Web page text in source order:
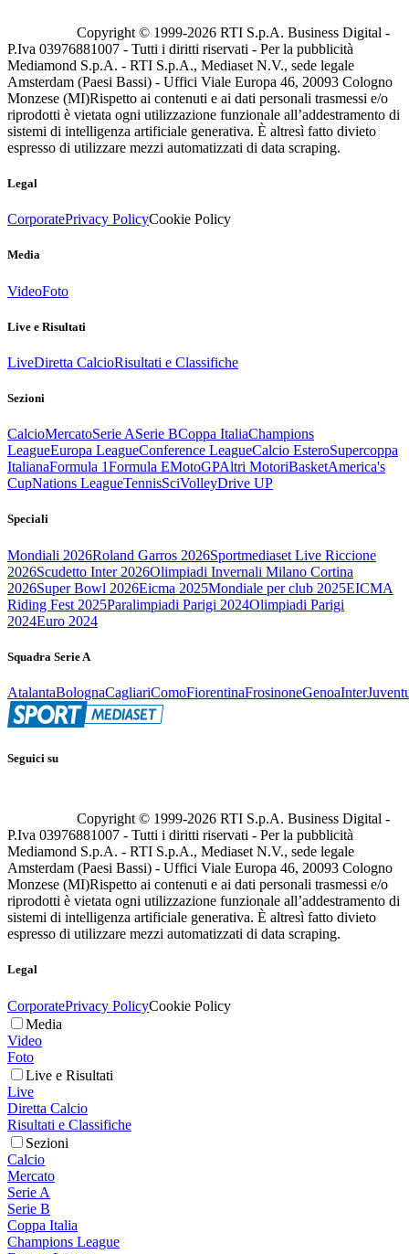
Copyright © 1999-2026 RTI S.p.A. Business Digital -
P.Iva 03976881007 - Tutti i diritti riservati - Per la pubblicità
Mediamond S.p.A. - RTI S.p.A., Mediaset N.V., sede legale
Amsterdam (Paesi Bassi) - Uffici Viale Europa 46, 20093 Cologno
Monzese (MI)Rispetto ai contenuti e ai dati personali trasmessi e/o
riprodotti è vietata ogni utilizzazione funzionale all’addestramento di
sistemi di intelligenza artificiale generativa. È altresì fatto divieto
espresso di utilizzare mezzi automatizzati di data scraping.
Legal
CorporatePrivacy PolicyCookie Policy
Media
VideoFoto
Live e Risultati
LiveDiretta CalcioRisultati e Classifiche
Sezioni
CalcioMercatoSerie ASerie BCoppa ItaliaChampions
LeagueEuropa LeagueConference LeagueCalcio EsteroSupercoppa
ItalianaFormula 1Formula EMotoGPAltri MotoriBasketAmerica's
CupNations LeagueTennisSciVolleyDrive UP
Speciali
Mondiali 2026Roland Garros 2026Sportmediaset Live Riccione
2026Scudetto Inter 2026Olimpiadi Invernali Milano Cortina
2026Super Bowl 2026Eicma 2025Mondiale per club 2025EICMA
Riding Fest 2025Paralimpiadi Parigi 2024Olimpiadi Parigi
2024Euro 2024
Squadra Serie A
AtalantaBolognaCagliariComoFiorentinaFrosinoneGenoaInter
Seguici su
Copyright © 1999-2026 RTI S.p.A. Business Digital -
P.Iva 03976881007 - Tutti i diritti riservati - Per la pubblicità
Mediamond S.p.A. - RTI S.p.A., Mediaset N.V., sede legale
Amsterdam (Paesi Bassi) - Uffici Viale Europa 46, 20093 Cologno
Monzese (MI)Rispetto ai contenuti e ai dati personali trasmessi e/o
riprodotti è vietata ogni utilizzazione funzionale all’addestramento di
sistemi di intelligenza artificiale generativa. È altresì fatto divieto
espresso di utilizzare mezzi automatizzati di data scraping.
Legal
CorporatePrivacy PolicyCookie Policy
Media
Video
Foto
Live e Risultati
Live
Diretta Calcio
Risultati e Classifiche
Sezioni
Calcio
Mercato
Serie A
Serie B
Coppa Italia
Champions League